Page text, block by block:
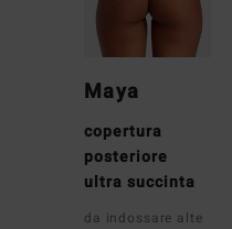
Maya
copertura
posteriore
ultra succinta
da indossare alte